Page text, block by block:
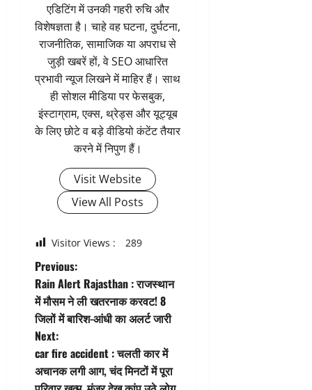
एडिटिंग में उनकी गहरी रुचि और
विशेषज्ञता है। चाहे वह घटना, दुर्घटना,
राजनीतिक, सामाजिक या अपराध से
जुड़ी खबरें हों, वे SEO आधारित
प्रभावी न्यूज लिखने में माहिर हैं। साथ
ही सोशल मीडिया पर फेसबुक,
इंस्टाग्राम, एक्स, थ्रेड्स और यूट्यूब
के लिए छोटे व बड़े वीडियो कंटेंट तैयार
करने में निपुण हैं।
Visit Website
View All Posts
Visitor Views : 289
P
o
s
t
Previous:
Rain Alert Rajasthan : राजस्थान
में मौसम ने ली खतरनाक करवट! 8
जिलों में बारिश-आंधी का अलर्ट जारी
Next:
car fire accident : चलती कार में
अचानक लगी आग, चंद मिनटों में पूरा